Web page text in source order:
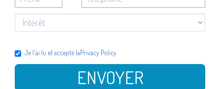
Je l'ai lu et accepté laPrivacy Policy
ENVOYER